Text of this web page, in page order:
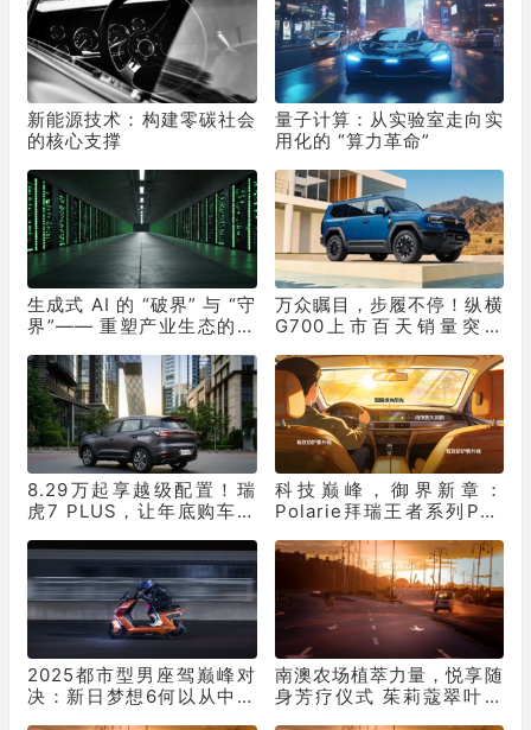
新能源技术：构建零碳社会
的核心支撑
量子计算：从实验室走向实
用化的 “算力革命”
生成式 AI 的 “破界” 与 “守
界”—— 重塑产业生态的双
万众瞩目，步履不停！纵横
G700上市百天销量突破
8.29万起享越级配置！瑞
虎7 PLUS，让年底购车再
科技巅峰，御界新章：
Polarie拜瑞王者系列P70
2025都市型男座驾巅峰对
决：新日梦想6何以从中突
南澳农场植萃力量，悦享随
身芳疗仪式 茱莉蔻翠叶罗